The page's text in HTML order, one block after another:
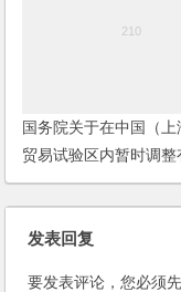
国务院关于在中国（上
贸易试验区内暂时调整
法规和国务院文件规
批或者准入特别管理
发表回复
要发表评论，您必须